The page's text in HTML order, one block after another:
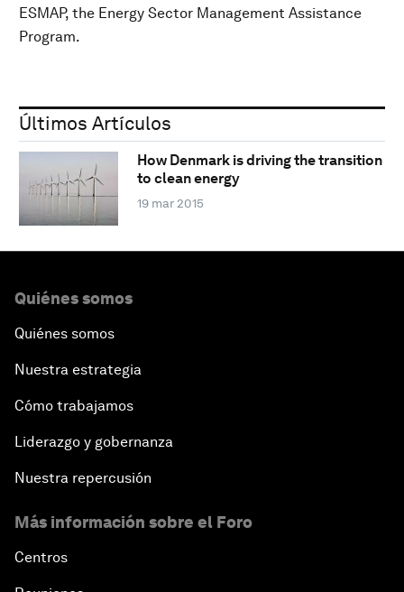
ESMAP, the Energy Sector Management Assistance
Program.
Últimos Artículos
How Denmark is driving the transition
to clean energy
19 mar 2015
Quiénes somos
Quiénes somos
Nuestra estrategia
Cómo trabajamos
Liderazgo y gobernanza
Nuestra repercusión
Más información sobre el Foro
Centros